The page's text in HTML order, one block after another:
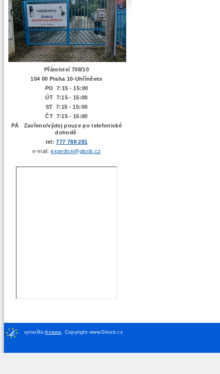
Přátelství 708/10
104 00 Praha 10-Uhříněves
PO 7:15 - 15:00
ÚT 7:15 - 15:00
ST 7:15 - 15:00
ČT 7:15 - 15:00
PÁ Zavřeno/výdej pouze po telefonické
dohodě
tel:777 788 281
e-mail:expedice@gloob.cz
vytvořiloAnawe Copyright www.Gloob.cz